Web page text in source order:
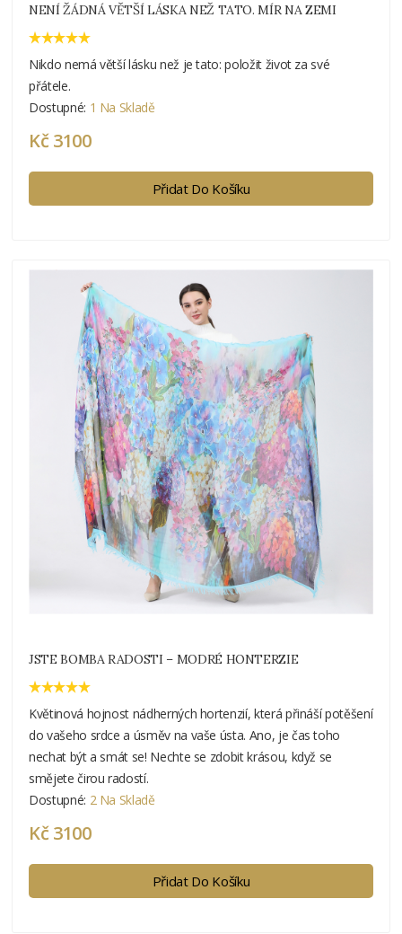
NENÍ ŽÁDNÁ VĚTŠÍ LÁSKA NEŽ TATO. MÍR NA ZEMI
Nikdo nemá větší lásku než je tato: položit život za své
přátele.
Dostupné: 1 Na Skladě
Kč 3100
Přidat Do Košíku
JSTE BOMBA RADOSTI – MODRÉ HONTERZIE
Květinová hojnost nádherných hortenzií, která přináší potěšení
do vašeho srdce a úsměv na vaše ústa. Ano, je čas toho
nechat být a smát se! Nechte se zdobit krásou, když se
smějete čirou radostí.
Dostupné: 2 Na Skladě
Kč 3100
Přidat Do Košíku